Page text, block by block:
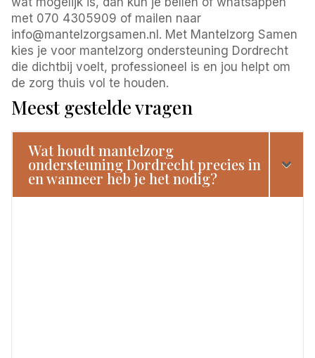
met 070 4305909 of mailen naar
info@mantelzorgsamen.nl. Met Mantelzorg Samen
kies je voor mantelzorg ondersteuning Dordrecht
die dichtbij voelt, professioneel is en jou helpt om
de zorg thuis vol te houden.
Meest gestelde vragen
Wat houdt mantelzorg
ondersteuning Dordrecht precies in
en wanneer heb je het nodig?